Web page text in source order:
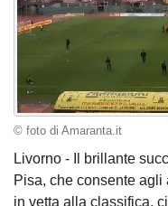
© foto di Amaranta.it
Livorno - Il brillante
Pisa, che consente
in vetta alla classifica,